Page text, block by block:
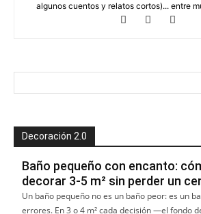
algunos cuentos y relatos cortos)... entre
Decoración 2.0
Baño pequeño con encanto:
decorar 3-5 m² sin perder un
Un baño pequeño no es un baño peor: es un
errores. En 3 o 4 m² cada decisión —el fondo